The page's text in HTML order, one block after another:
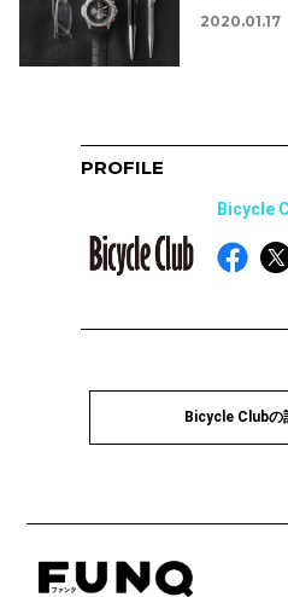
2020.01.17
PROFILE
Bicycle
Bicycle Clubの